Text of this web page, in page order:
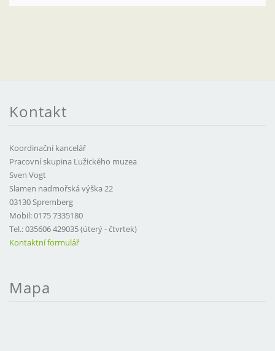
Kontakt
Koordinační kancelář
Pracovní skupina Lužického muzea
Sven Vogt
Slamen nadmořská výška 22
03130 Spremberg
Mobil: 0175 7335180
Tel.: 035606 429035 (úterý - čtvrtek)
Kontaktní formulář
Mapa